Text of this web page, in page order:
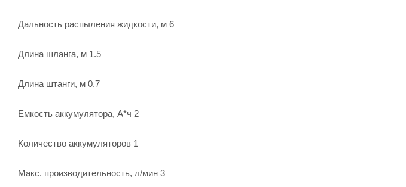
Дальность распыления жидкости, м 6
Длина шланга, м 1.5
Длина штанги, м 0.7
Емкость аккумулятора, А*ч 2
Количество аккумуляторов 1
Макс. производительность, л/мин 3